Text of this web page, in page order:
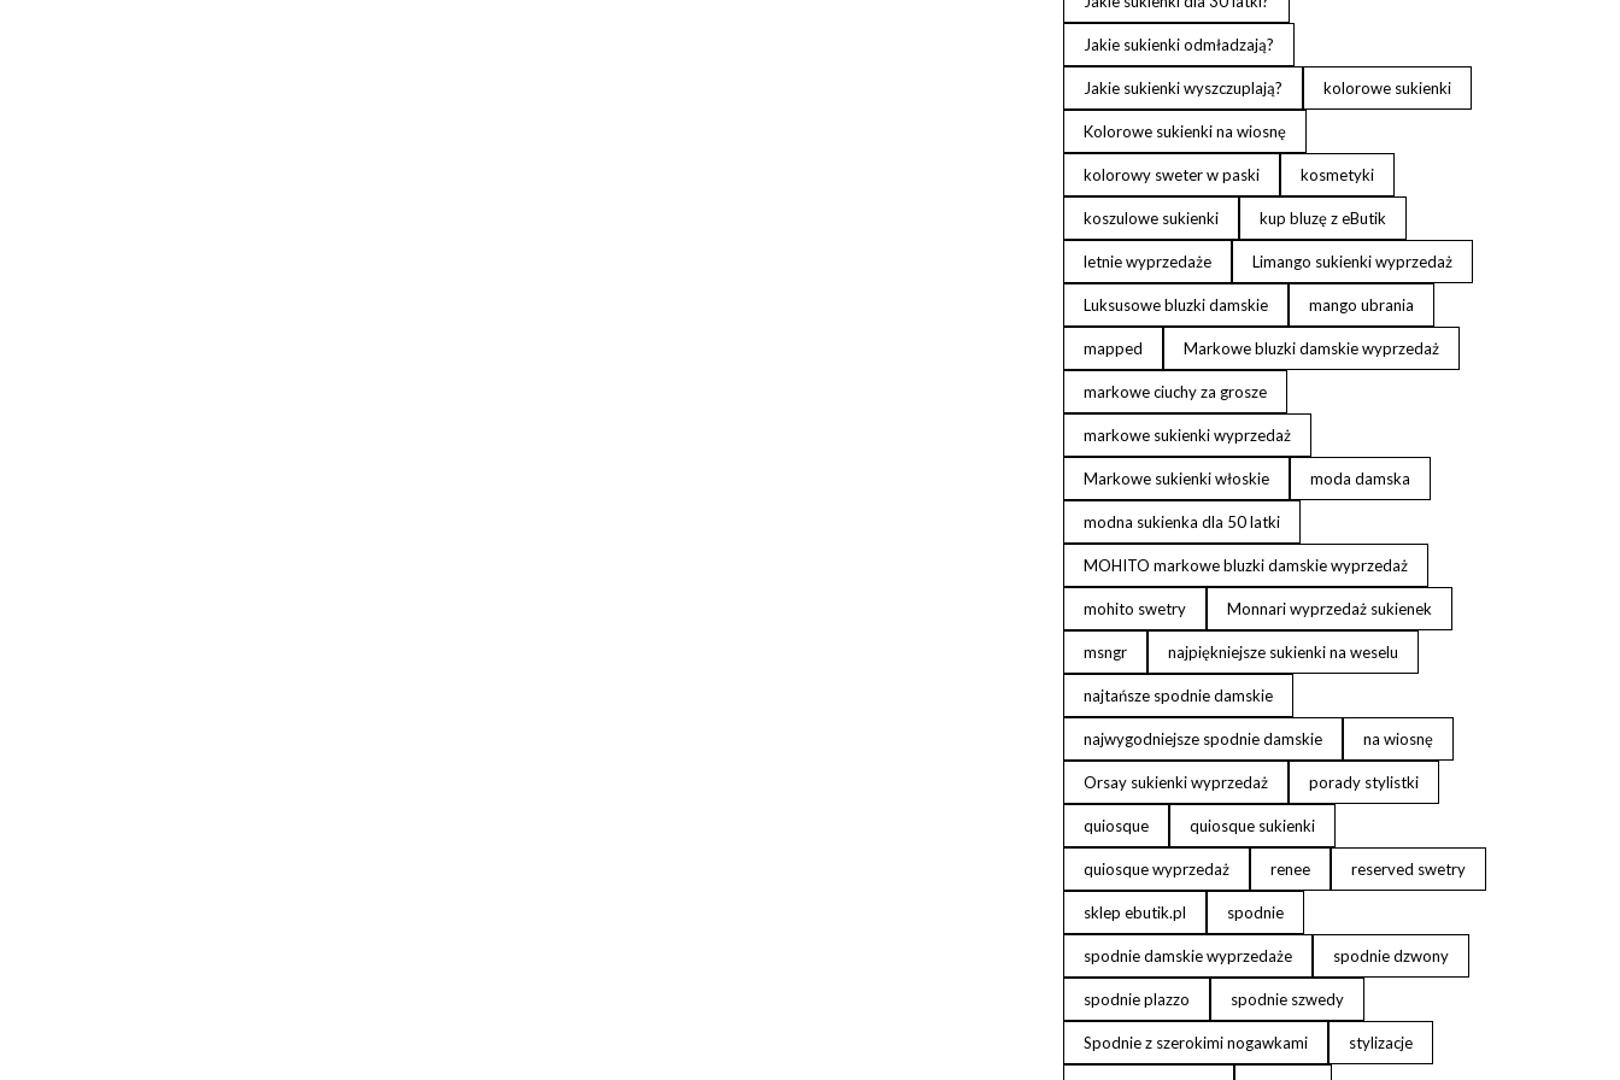
Jakie sukienki odmładzają?
Jakie sukienki wyszczuplają? kolorowe sukienki
Kolorowe sukienki na wiosnę
kolorowy sweter w paski kosmetyki
koszulowe sukienki kup bluzę z eButik
letnie wyprzedaże Limango sukienki wyprzedaż
Luksusowe bluzki damskie mango ubrania
mapped Markowe bluzki damskie wyprzedaż
markowe ciuchy za grosze
markowe sukienki wyprzedaż
Markowe sukienki włoskie moda damska
modna sukienka dla 50 latki
MOHITO markowe bluzki damskie wyprzedaż
mohito swetry Monnari wyprzedaż sukienek
msngr najpiękniejsze sukienki na weselu
najtańsze spodnie damskie
najwygodniejsze spodnie damskie na wiosnę
Orsay sukienki wyprzedaż porady stylistki
quiosque quiosque sukienki
quiosque wyprzedaż renee reserved swetry
sklep ebutik.pl spodnie
spodnie damskie wyprzedaże spodnie dzwony
spodnie plazzo spodnie szwedy
Spodnie z szerokimi nogawkami stylizacje